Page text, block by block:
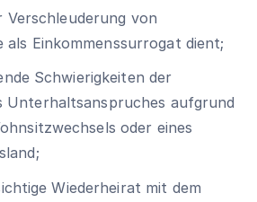
von
als Einkommenssurrogat dient;
Schwierigkeiten der
Unterhaltsanspruches aufgrund
oder eines
Wiederheirat mit dem